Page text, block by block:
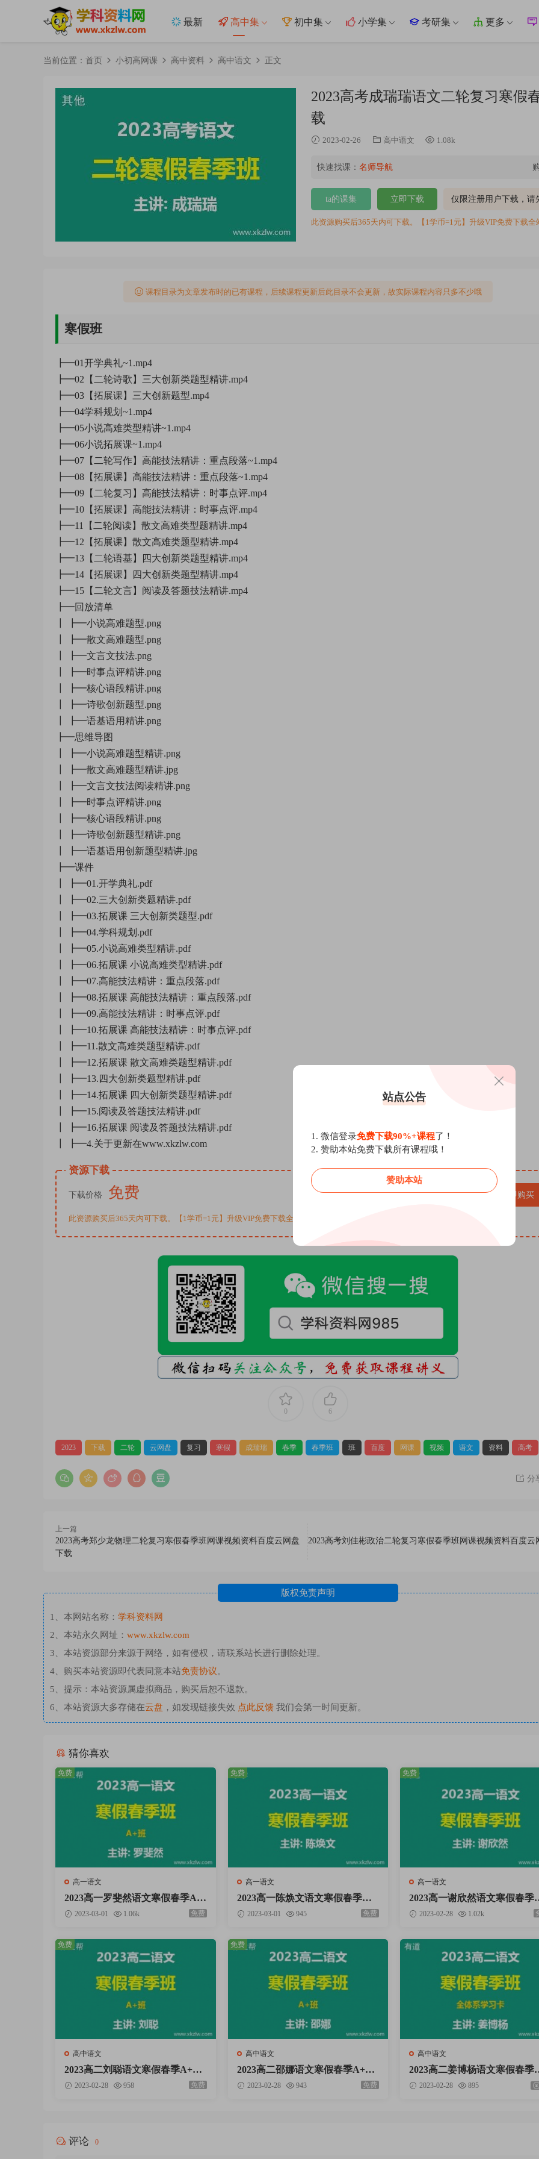
最新 高中集 初中集 小学集 考研集 更多
当前位置： 首页 小初高网课 高中资料 高中语文 正文
2023高考成瑞瑞语文二轮复习寒假
载
2023-02-26 高中语文 1.08k
快速找课： 名师导航
仅限注册用户下载，请
ta的课集 立即下载
此资源购买后365天内可下载。【1学币=1元】升级VIP免费下载全
课程目录为文章发布时的已有课程，后续课程更新后此目录不会更新，故实际课程内容只多不少哦
寒假班
┣━01开学典礼~1.mp4
┣━02【二轮诗歌】三大创新类题型精讲.mp4
┣━03【拓展课】三大创新题型.mp4
┣━04学科规划~1.mp4
┣━05小说高难类型精讲~1.mp4
┣━06小说拓展课~1.mp4
┣━07【二轮写作】高能技法精讲：重点段落~1.mp4
┣━08【拓展课】高能技法精讲：重点段落~1.mp4
┣━09【二轮复习】高能技法精讲：时事点评.mp4
┣━10【拓展课】高能技法精讲：时事点评.mp4
┣━11【二轮阅读】散文高难类型题精讲.mp4
┣━12【拓展课】散文高难类题型精讲.mp4
┣━13【二轮语基】四大创新类题型精讲.mp4
┣━14【拓展课】四大创新类题型精讲.mp4
┣━15【二轮文言】阅读及答题技法精讲.mp4
┣━回放清单
┃ ┣━小说高难题型.png
┃ ┣━散文高难题型.png
┃ ┣━文言文技法.png
┃ ┣━时事点评精讲.png
┃ ┣━核心语段精讲.png
┃ ┣━诗歌创新题型.png
┃ ┣━语基语用精讲.png
┣━思维导图
┃ ┣━小说高难题型精讲.png
┃ ┣━散文高难题型精讲.jpg
┃ ┣━文言文技法阅读精讲.png
┃ ┣━时事点评精讲.png
┃ ┣━核心语段精讲.png
┃ ┣━诗歌创新题型精讲.png
┃ ┣━语基语用创新题型精讲.jpg
┣━课件
┃ ┣━01.开学典礼.pdf
┃ ┣━02.三大创新类题精讲.pdf
┃ ┣━03.拓展课 三大创新类题型.pdf
┃ ┣━04.学科规划.pdf
┃ ┣━05.小说高难类型精讲.pdf
┃ ┣━06.拓展课 小说高难类型精讲.pdf
┃ ┣━07.高能技法精讲：重点段落.pdf
┃ ┣━08.拓展课 高能技法精讲：重点段落.pdf
┃ ┣━09.高能技法精讲：时事点评.pdf
┃ ┣━10.拓展课 高能技法精讲：时事点评.pdf
┃ ┣━11.散文高难类题型精讲.pdf
┃ ┣━12.拓展课 散文高难类题型精讲.pdf
┃ ┣━13.四大创新类题型精讲.pdf
┃ ┣━14.拓展课 四大创新类题型精讲.pdf
┃ ┣━15.阅读及答题技法精讲.pdf
┃ ┣━16.拓展课 阅读及答题技法精讲.pdf
┃ ┣━4.关于更新在www.xkzlw.com
资源下载
下载价格 免费 立即购买
此资源购买后365天内可下载。【1学币=1元】升级VIP免费下载全站所有课程
0 6
2023 下载 二轮 云网盘 复习 寒假 成瑞瑞 春季 春季班 班 百度 网课 视频 语文 资料 高考
分
上一篇
2023高考郑少龙物理二轮复习寒假春季班网课视频资料百度云网盘
下载
2023高考刘佳彬政治二轮复习寒假春季班网课视频资料百度云
版权免责声明
1、本网站名称： 学科资料网
2、本站永久网址： www.xkzlw.com
3、本站资源部分来源于网络，如有侵权，请联系站长进行删除处理。
4、购买本站资源即代表同意本站免责协议。
5、提示：本站资源属虚拟商品，购买后恕不退款。
6、本站资源大多存储在云盘 ，如发现链接失效 点此反馈 我们会第一时间更新。
猜你喜欢
高一语文
2023高一罗斐然语文寒假春季A
+班网课视频资料百度云网盘下载
2023-03-01 1.06k 免费
免费
高一语文
2023高一陈焕文语文寒假春季班
网课视频资料百度云网盘下载
2023-03-01 945 免费
免费
高一语文
2023高一谢欣然语文寒假春季
网课视频资料百度云网盘下载
2023-02-28 1.02k
免费
高中语文
2023高二刘聪语文寒假春季A+班
网课视频资料百度云网盘下载
2023-02-28 958 免费
免费
高中语文
2023高二邵娜语文寒假春季A+班
网课视频资料百度云网盘下载
2023-02-28 943 免费
免费
高中语文
2023高二姜博杨语文寒假春季
全体系学习卡网课视频资料百
2023-02-28 895
评论 0
站点公告
1. 微信登录免费下载90%+课程了！
2. 赞助本站免费下载所有课程哦！
赞助本站